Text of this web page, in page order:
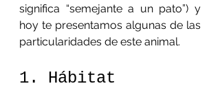
significa “semejante a un pato”) y
hoy te presentamos algunas de las
particularidades de este animal.
1. Hábitat